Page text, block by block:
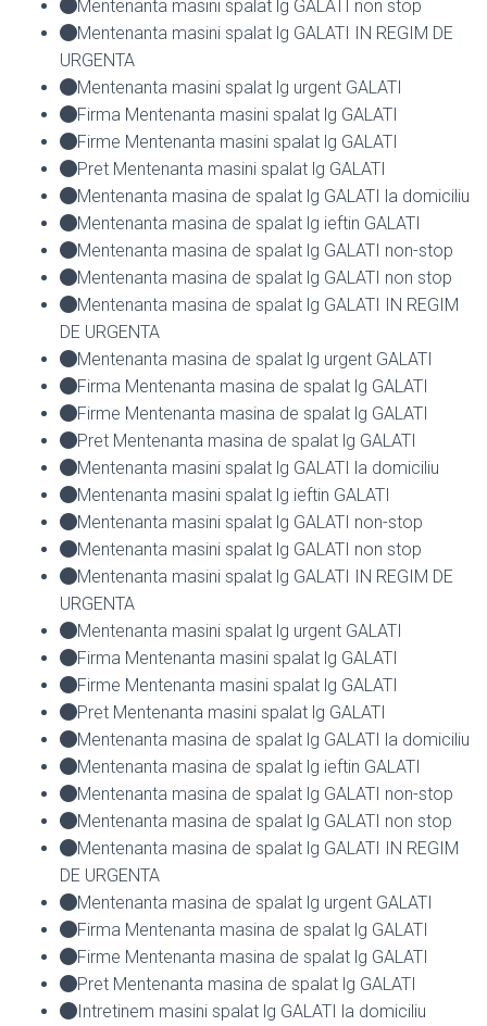
Mentenanta masini spalat lg GALATI non stop
Mentenanta masini spalat lg GALATI IN REGIM DE
URGENTA
Mentenanta masini spalat lg urgent GALATI
Firma Mentenanta masini spalat lg GALATI
Firme Mentenanta masini spalat lg GALATI
Pret Mentenanta masini spalat lg GALATI
Mentenanta masina de spalat lg GALATI la domiciliu
Mentenanta masina de spalat lg ieftin GALATI
Mentenanta masina de spalat lg GALATI non-stop
Mentenanta masina de spalat lg GALATI non stop
Mentenanta masina de spalat lg GALATI IN REGIM
DE URGENTA
Mentenanta masina de spalat lg urgent GALATI
Firma Mentenanta masina de spalat lg GALATI
Firme Mentenanta masina de spalat lg GALATI
Pret Mentenanta masina de spalat lg GALATI
Mentenanta masini spalat lg GALATI la domiciliu
Mentenanta masini spalat lg ieftin GALATI
Mentenanta masini spalat lg GALATI non-stop
Mentenanta masini spalat lg GALATI non stop
Mentenanta masini spalat lg GALATI IN REGIM DE
URGENTA
Mentenanta masini spalat lg urgent GALATI
Firma Mentenanta masini spalat lg GALATI
Firme Mentenanta masini spalat lg GALATI
Pret Mentenanta masini spalat lg GALATI
Mentenanta masina de spalat lg GALATI la domiciliu
Mentenanta masina de spalat lg ieftin GALATI
Mentenanta masina de spalat lg GALATI non-stop
Mentenanta masina de spalat lg GALATI non stop
Mentenanta masina de spalat lg GALATI IN REGIM
DE URGENTA
Mentenanta masina de spalat lg urgent GALATI
Firma Mentenanta masina de spalat lg GALATI
Firme Mentenanta masina de spalat lg GALATI
Pret Mentenanta masina de spalat lg GALATI
Intretinem masini spalat lg GALATI la domiciliu